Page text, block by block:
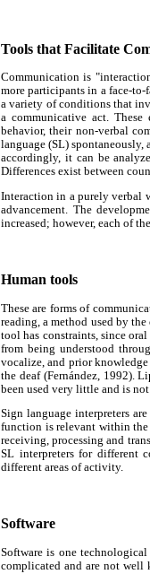
Tools that Facilitate
Communication is
more participants in a face-
a variety of conditions that
a communicative act.
behavior, their non-verbal
language (SL)
accordingly, it can be
Differences exist between
Interaction in a purely verbal
advancement. The
increased; however, each of
Human tools
These are forms of
reading, a method used by
tool has constraints, since
from being understood
vocalize, and prior
the deaf (Fernández, 1992).
been used very little and is
Sign language interpreters
function is relevant within
receiving, processing and
SL interpreters for different
different areas of activity.
Software
Software is one
complicated and are not well